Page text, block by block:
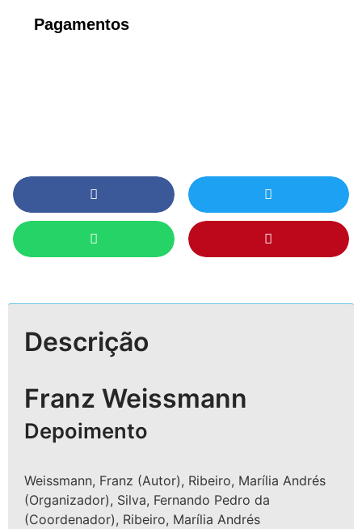
Pagamentos
Descrição
Franz Weissmann
Depoimento
Weissmann, Franz (Autor), Ribeiro, Marília Andrés
(Organizador), Silva, Fernando Pedro da
(Coordenador), Ribeiro, Marília Andrés